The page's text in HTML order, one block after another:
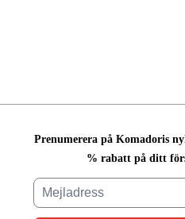
Prenumerera på Komadoris
% rabatt på ditt